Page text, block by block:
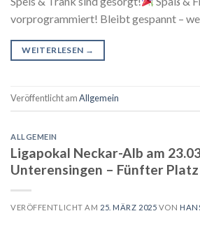
vorprogrammiert! Bleibt gespannt –
WEITERLESEN →
Veröffentlicht amAllgemein
ALLGEMEIN
Ligapokal Neckar-Alb am
Unterensingen – Fünfter
VERÖFFENTLICHT AM 25. MÄRZ 2025 VON